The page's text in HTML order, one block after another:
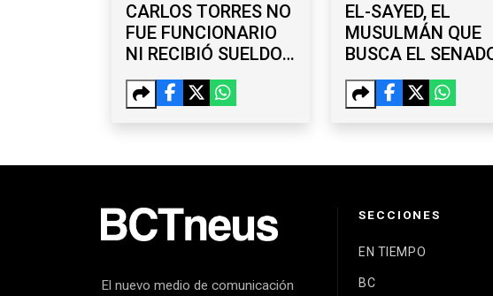
CARLOS TORRES NO
FUE FUNCIONARIO
NI RECIBIÓ SUELDO
DEL
AYUNTAMIENTO,
EL-SAYED, EL
MUSULMÁN QUE
BUSCA EL
PARA FRENAR A
TRUMP Y A LOS
El nuevo medio de comunicación
SECCIONES
EN TIEMPO
BC